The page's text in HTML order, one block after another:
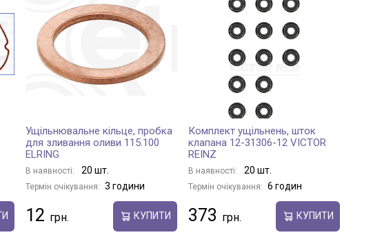
Ущільнювальне кільце, пробка
для зливання оливи 115.100
ELRING
В наявності: 20 шт.
Термін очікування: 3 години
12 КУПИТИ
Комплект ущільнень, шток
клапана 12-31306-12 VICTOR
REINZ
В наявності: 20 шт.
Термін очікування: 6 годин
373 КУПИТИ